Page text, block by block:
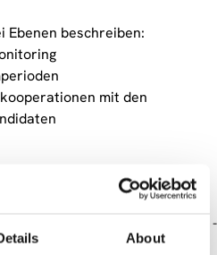
About
Ebenen beschreiben:
mit den
in Verbindung mit
das Anbieten
zur Projektentwicklung und -
und inhaltlicher